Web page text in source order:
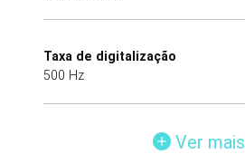
Taxa de digitalização
500 Hz
Ver mais